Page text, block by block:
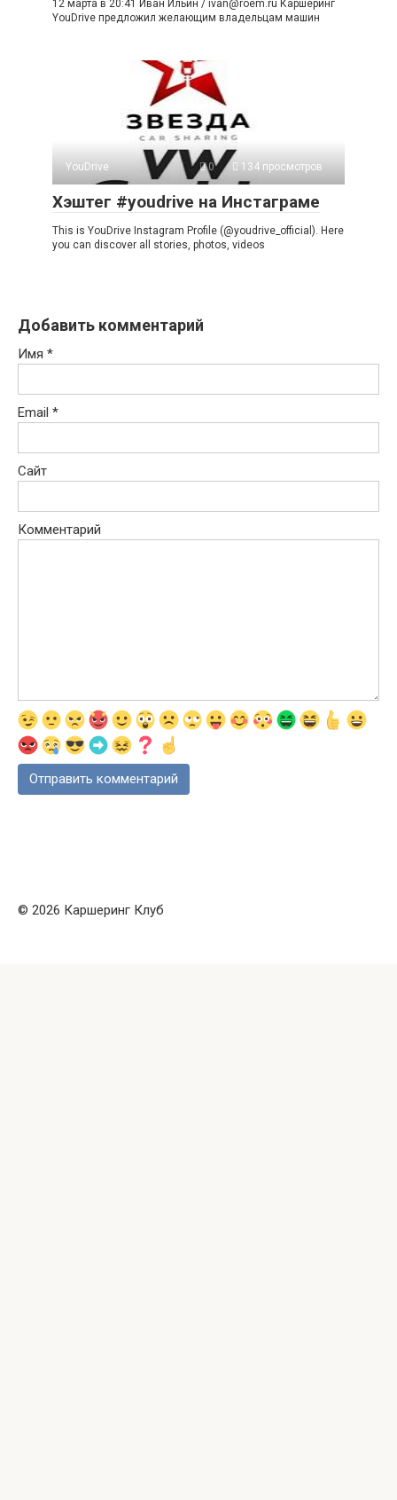
12 марта в 20:41 Иван Ильин / ivan@roem.ru Каршеринг
YouDrive предложил желающим владельцам машин
YouDrive 0 134 просмотров
Хэштег #youdrive на Инстаграме
This is YouDrive Instagram Profile (@youdrive_official). Here
you can discover all stories, photos, videos
Добавить комментарий
Имя *
Email *
Сайт
Комментарий
© 2026 Каршеринг Клуб